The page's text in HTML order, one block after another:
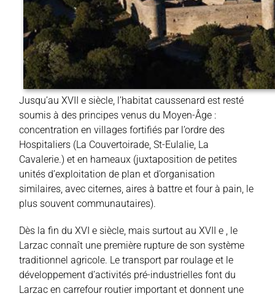
Jusqu’au XVII e siècle, l’habitat caussenard est resté
soumis à des principes venus du Moyen-Âge :
concentration en villages fortifiés par l’ordre des
Hospitaliers (La Couvertoirade, St-Eulalie, La
Cavalerie.) et en hameaux (juxtaposition de petites
unités d’exploitation de plan et d’organisation
similaires, avec citernes, aires à battre et four à pain, le
plus souvent communautaires).
Dès la fin du XVI e siècle, mais surtout au XVII e , le
Larzac connaît une première rupture de son système
traditionnel agricole. Le transport par roulage et le
développement d’activités pré-industrielles font du
Larzac en carrefour routier important et donnent une